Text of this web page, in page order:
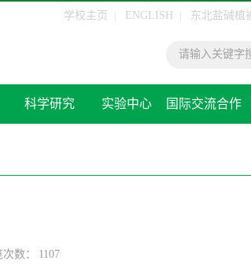
学校主页 ENGLISH 东北盐碱植
科学研究 实验中心 国际交流合作
数： 1107